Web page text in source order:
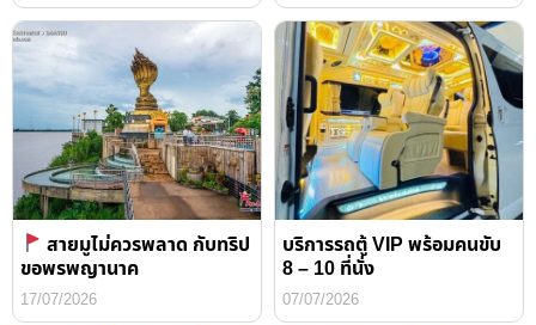
สายมูไม่ควรพลาด กับทริป
ขอพรพญานาค
17/07/2026
บริการรถตู้ VIP พร้อมคนขับ
8 – 10 ที่นั่ง
07/07/2026